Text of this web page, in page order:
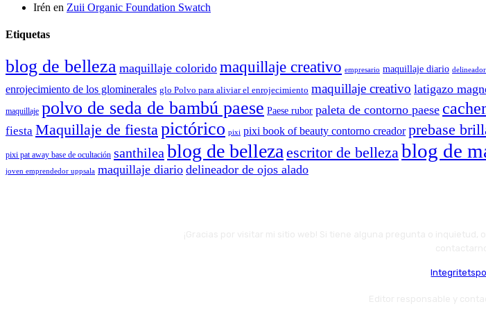
Irén en Zuii Organic Foundation Swatch
Etiquetas
blog de belleza maquillaje colorido maquillaje creativo empresario maquillaje diario
enrojecimiento de los glominerales glo Polvo para aliviar el enrojecimiento maquillaje creativo latigazo
maquillaje polvo de seda de bambú paese Paese rubor paleta de contorno paese
fiesta Maquillaje de fiesta pictórico pixi pixi book of beauty contorno creador prebase
pixi pat away base de ocultación santhilea blog de belleza escritor de belleza blog de
joven emprendedor uppsala maquillaje diario delineador de ojos alado